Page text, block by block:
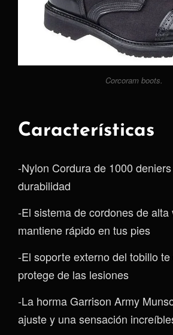
Corcoram boots.
Características
-Nylon Cordura de 1000
durabilidad
-El sistema de cordones de alta
mantiene rápido en tus pies
-El soporte externo del tobillo
protege de las lesiones
-La horma Garrison Army
ajuste y una sensación